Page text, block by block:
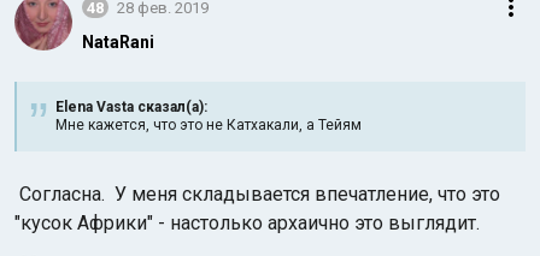
48 28 фев. 2019
NataRani
Elena Vasta сказал(а):
Мне кажется, что это не Катхакали, а Тейям
Согласна. У меня складывается впечатление, что это
"кусок Африки" - настолько архаично это выглядит.